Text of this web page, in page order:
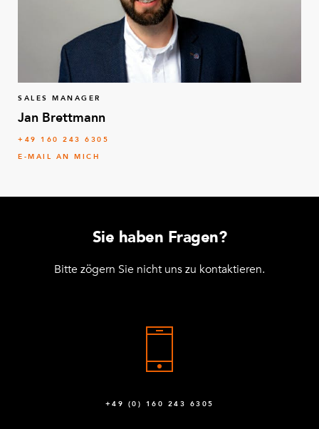
SALES MANAGER
Jan Brettmann
+49 160 243 6305
E-MAIL AN MICH
Sie haben Fragen?
Bitte zögern Sie nicht uns zu kontaktieren.
+49 (0) 160 243 6305